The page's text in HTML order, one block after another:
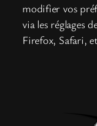
modifier vos
via les réglages
Firefox, Safari,